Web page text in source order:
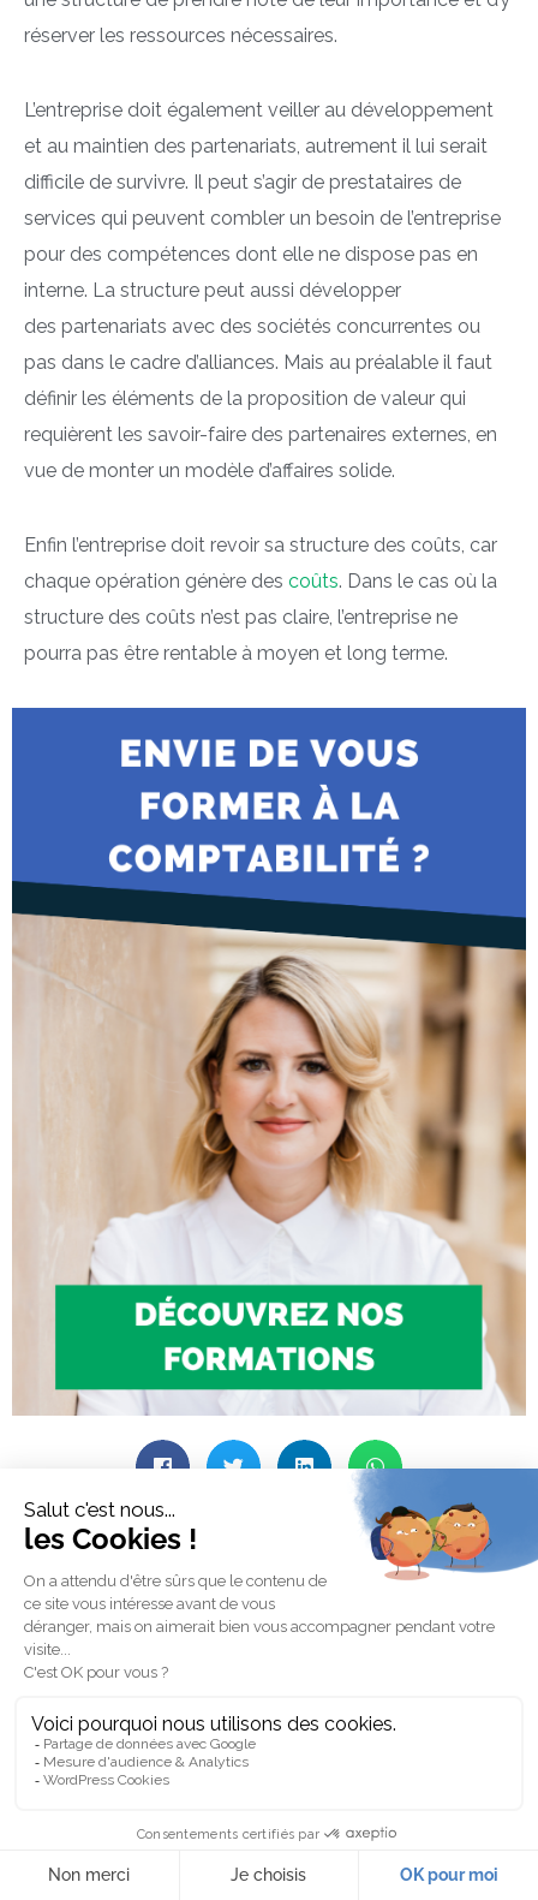
réserver les ressources nécessaires.
L’entreprise doit également veiller au développement
et au maintien des partenariats, autrement il lui serait
difficile de survivre. Il peut s’agir de prestataires de
services qui peuvent combler un besoin de l’entreprise
pour des compétences dont elle ne dispose pas en
interne. La structure peut aussi développer
des partenariats avec des sociétés concurrentes ou
pas dans le cadre d’alliances. Mais au préalable il faut
définir les éléments de la proposition de valeur qui
requièrent les savoir-faire des partenaires externes, en
vue de monter un modèle d’affaires solide.
Enfin l’entreprise doit revoir sa structure des coûts, car
chaque opération génère des coûts. Dans le cas où la
structure des coûts n’est pas claire, l’entreprise ne
pourra pas être rentable à moyen et long terme.